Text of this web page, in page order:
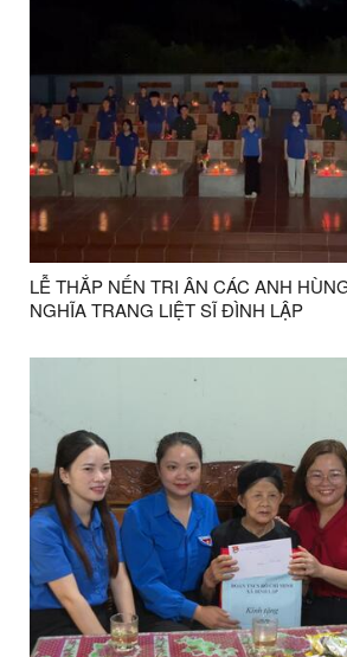
LỄ THẮP NẾN TRI ÂN CÁC ANH
NGHĨA TRANG LIỆT SĨ ĐÌNH LẬP